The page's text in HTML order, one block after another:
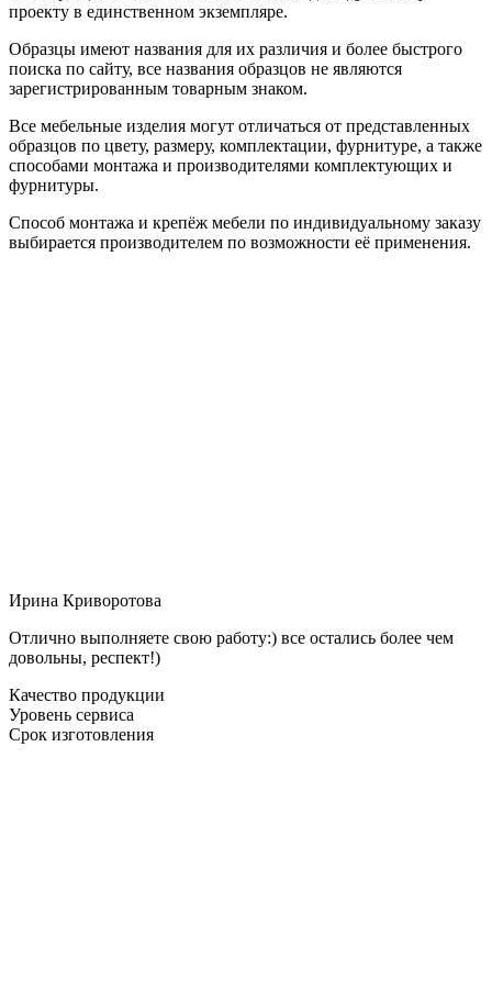
проекту в единственном экземпляре.
Образцы имеют названия для их различия и более быстрого
поиска по сайту, все названия образцов не являются
зарегистрированным товарным знаком.
Все мебельные изделия могут отличаться от представленных
образцов по цвету, размеру, комплектации, фурнитуре, а также
способами монтажа и производителями комплектующих и
фурнитуры.
Способ монтажа и крепёж мебели по индивидуальному заказу
выбирается производителем по возможности её применения.
Ирина Криворотова
Отлично выполняете свою работу:) все остались более чем
довольны, респект!)
Качество продукции
Уровень сервиса
Срок изготовления